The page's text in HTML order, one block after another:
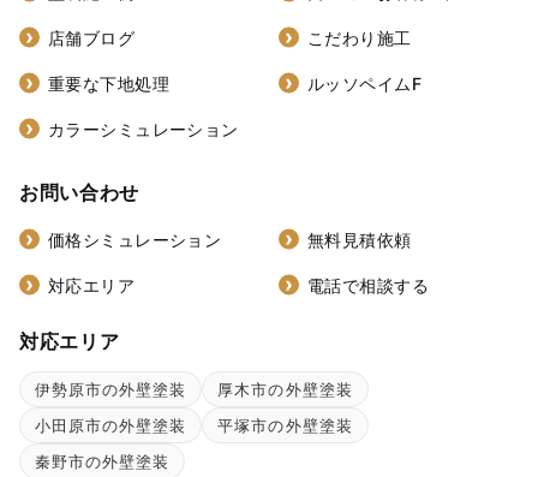
店舗ブログ こだわり施工
重要な下地処理 ルッソペイムF
カラーシミュレーション
お問い合わせ
価格シミュレーション 無料見積依頼
対応エリア 電話で相談する
対応エリア
伊勢原市の外壁塗装
厚木市の外壁塗装
小田原市の外壁塗装
平塚市の外壁塗装
秦野市の外壁塗装